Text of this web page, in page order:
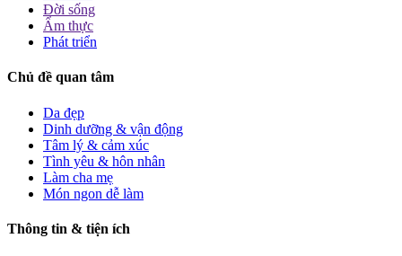
Đời sống
Ẩm thực
Phát triển
Chủ đề quan tâm
Da đẹp
Dinh dưỡng & vận động
Tâm lý & cảm xúc
Tình yêu & hôn nhân
Làm cha mẹ
Món ngon dễ làm
Thông tin & tiện ích